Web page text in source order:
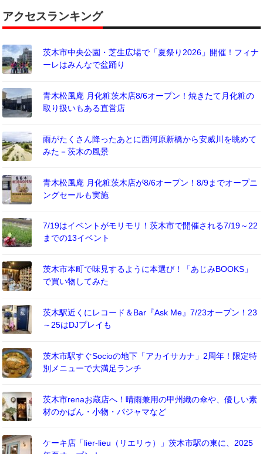
アクセスランキング
茨木市中央公園・芝生広場で「夏祭り2026」開催！フィナ
ーレはみんなで盆踊り
青木松風庵 月化粧茨木店8/6オープン！焼きたて月化粧の
取り扱いもある直営店
雨がたくさん降ったあとに西河原新橋から安威川を眺めて
みた－茨木の風景
青木松風庵 月化粧茨木店が8/6オープン！8/9までオープニ
ングセールも実施
7/19はイベントがモリモリ！茨木市で開催される7/19～22
までの13イベント
茨木市本町で味見するように本選び！「あじみBOOKS」
で買い物してみた
茨木駅近くにレコード＆Bar『Ask Me』7/23オープン！23
～25はDJプレイも
茨木市駅すぐSocioの地下「アカイサカナ」2周年！限定特
別メニューで大満足ランチ
茨木市renaお蔵店へ！晴雨兼用の甲州織の傘や、優しい素
材のかばん・小物・パジャマなど
ケーキ店「lier-lieu（リエリゥ）」茨木市駅の東に、2025